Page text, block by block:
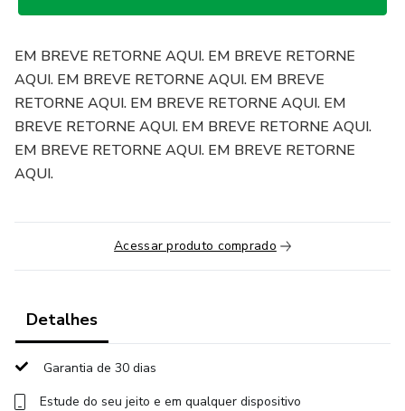
EM BREVE RETORNE AQUI. EM BREVE RETORNE
AQUI. EM BREVE RETORNE AQUI. EM BREVE
RETORNE AQUI. EM BREVE RETORNE AQUI. EM
BREVE RETORNE AQUI. EM BREVE RETORNE AQUI.
EM BREVE RETORNE AQUI. EM BREVE RETORNE
AQUI.
Acessar produto comprado
Detalhes
Garantia de 30 dias
Estude do seu jeito e em qualquer dispositivo